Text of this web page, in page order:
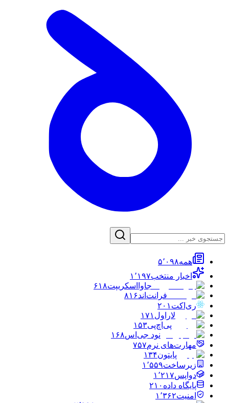
همه۵٬۰۹۸
اخبار منتخب۱٬۱۹۷
جاوااسکریپت۶۱۸
فرانت‌اند۸۱۶
ری‌اکت ۲۰۱
لاراول ۱۷۱
پی‌اچ‌پی۱۵۳
نود جی‌اس۱۶۸
مهارت‌های نرم۷۵۷
پایتون۱۳۴
زیرساخت۱٬۵۵۹
دواپس۱٬۲۱۷
پایگاه داده ۲۱۰
امنیت۱٬۳۶۲